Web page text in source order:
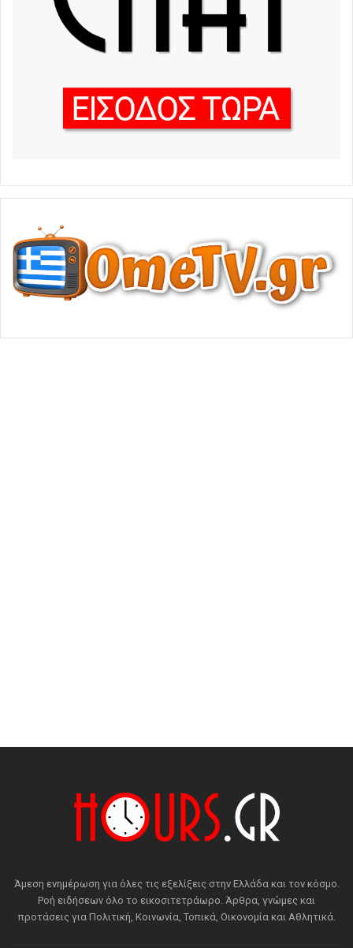
Άμεση ενημέρωση για όλες τις εξελίξεις στην Ελλάδα και τον κόσμο.
Ροή ειδήσεων όλο το εικοσιτετράωρο. Άρθρα, γνώμες και
προτάσεις για Πολιτική, Κοινωνία, Τοπικά, Οικονομία και Αθλητικά.